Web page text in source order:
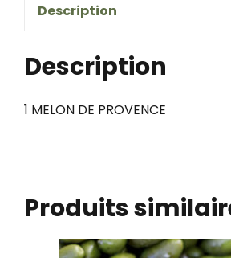
Description
Description
1 MELON DE PROVENCE
Produits